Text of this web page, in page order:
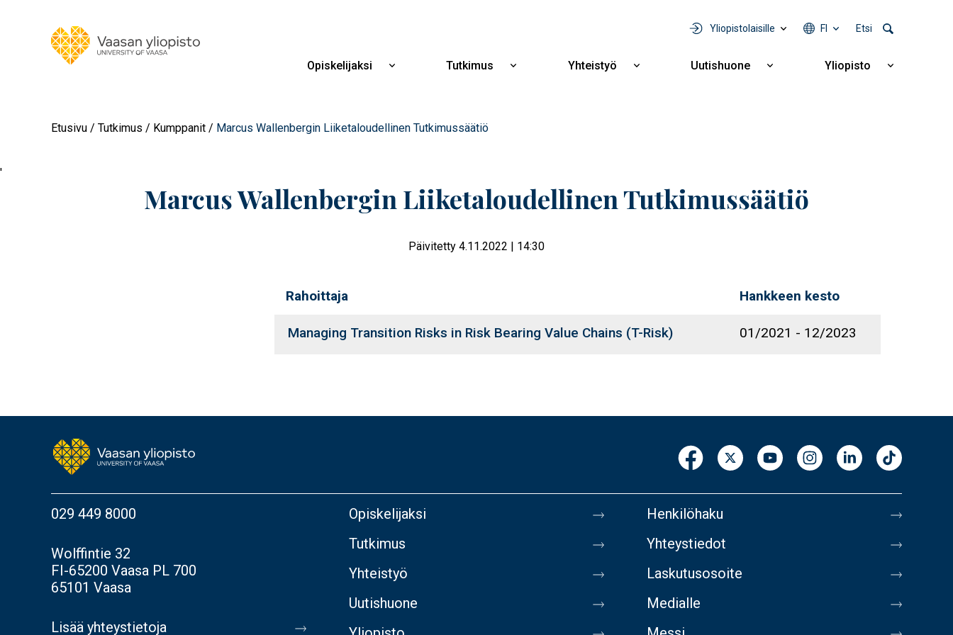
Yliopistolaisille FI Etsi
Opiskelijaksi
Näytä
Tutkimus
Näytä
Yhteistyö
Näytä
Uutishuone
Näytä
Yliopisto
Näytä
Etusivu Tutkimus Kumppanit Marcus Wallenbergin Liiketaloudellinen Tutkimussäätiö
'
Marcus Wallenbergin Liiketaloudellinen Tutkimussäätiö
Päivitetty 4.11.2022 | 14:30
Rahoittaja Hankkeen kesto
Managing Transition Risks in Risk Bearing Value Chains (T-Risk) 01/2021 - 12/2023
029 449 8000
Wolffintie 32
FI-65200 Vaasa PL 700
65101 Vaasa
Lisää yhteystietoja
Opiskelijaksi
Tutkimus
Yhteistyö
Uutishuone
Henkilöhaku
Yhteystiedot
Laskutusosoite
Medialle